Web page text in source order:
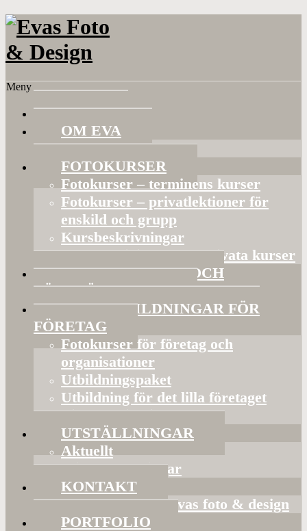
Meny
HEM
OM EVA
Referenser
FOTOKURSER
Fotokurser – terminens kurser
Fotokurser – privatlektioner för
enskild och grupp
Kursbeskrivningar
Gruppaktiviteter och privata kurser
BILDVISNINGAR OCH
FÖRELÄSNINGAR
FOTOUTBILDNINGAR FÖR
FÖRETAG
Fotokurser för företag och
organisationer
Utbildningspaket
Utbildning för det lilla företaget
Bildorganisering
UTSTÄLLNINGAR
Aktuellt
Mina utställningar
KONTAKT
Presentkort hos Evas foto & design
PORTFOLIO